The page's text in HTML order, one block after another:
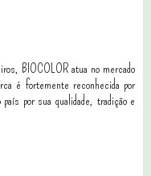
BIOCOLOR atua no mercado
é fortemente reconhecida por
por sua qualidade, tradição e